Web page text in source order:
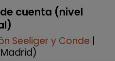
cuenta (nivel
Seeliger y Conde